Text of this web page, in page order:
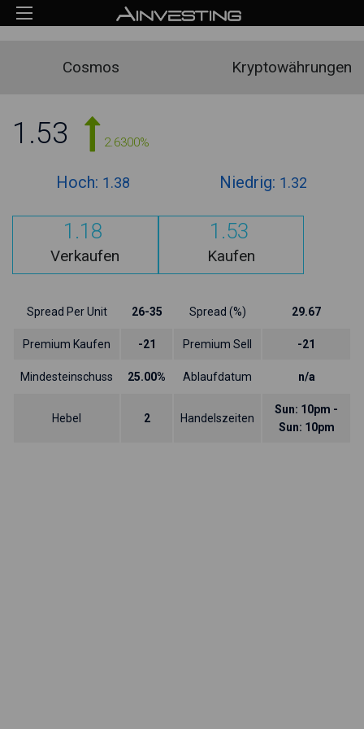
Cosmos Kryptowährungen
1.53 2.6300%
Hoch: 1.38 Niedrig: 1.32
1.18
Verkaufen
1.53
Kaufen
Spread Per Unit 26-35 Spread (%) 29.67
Premium Kaufen -21 Premium Sell -21
Mindesteinschuss 25.00% Ablaufdatum n/a
Hebel 2 Handelszeiten
Sun: 10pm -
Sun: 10pm